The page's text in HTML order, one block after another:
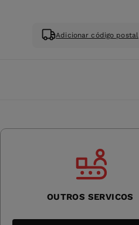
Adicionar código postal
OUTROS SERVICOS